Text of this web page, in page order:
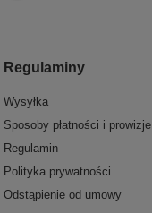
Regulaminy
Wysyłka
Sposoby płatności i prowizje
Regulamin
Polityka prywatności
Odstąpienie od umowy